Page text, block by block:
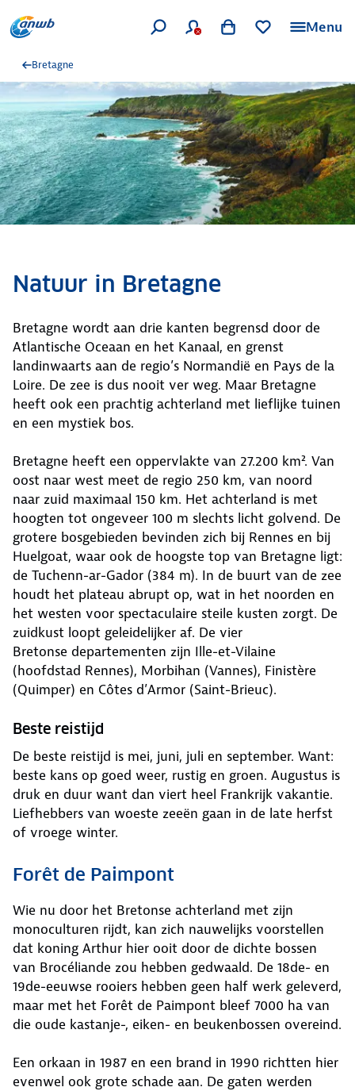
Menu
Bretagne
Natuur in Bretagne
Bretagne wordt aan drie kanten begrensd door de
Atlantische Oceaan en het Kanaal, en grenst
landinwaarts aan de regio’s Normandië en Pays de la
Loire. De zee is dus nooit ver weg. Maar Bretagne
heeft ook een prachtig achterland met lieflijke tuinen
en een mystiek bos.
Bretagne heeft een oppervlakte van 27.200 km². Van
oost naar west meet de regio 250 km, van noord
naar zuid maximaal 150 km. Het achterland is met
hoogten tot ongeveer 100 m slechts licht golvend. De
grotere bosgebieden bevinden zich bij Rennes en bij
Huelgoat, waar ook de hoogste top van Bretagne ligt:
de Tuchenn-ar-Gador (384 m). In de buurt van de zee
houdt het plateau abrupt op, wat in het noorden en
het westen voor spectaculaire steile kusten zorgt. De
zuidkust loopt geleidelijker af. De vier
Bretonse departementen zijn Ille-et-Vilaine
(hoofdstad Rennes), Morbihan (Vannes), Finistère
(Quimper) en Côtes d’Armor (Saint-Brieuc).
Beste reistijd
De beste reistijd is mei, juni, juli en september. Want:
beste kans op goed weer, rustig en groen. Augustus is
druk en duur want dan viert heel Frankrijk vakantie.
Liefhebbers van woeste zeeën gaan in de late herfst
of vroege winter.
Forêt de Paimpont
Wie nu door het Bretonse achterland met zijn
monoculturen rijdt, kan zich nauwelijks voorstellen
dat koning Arthur hier ooit door de dichte bossen
van Brocéliande zou hebben gedwaald. De 18de- en
19de-eeuwse rooiers hebben geen half werk geleverd,
maar met het Forêt de Paimpont bleef 7000 ha van
die oude kastanje-, eiken- en beukenbossen overeind.
Een orkaan in 1987 en een brand in 1990 richtten hier
evenwel ook grote schade aan. De gaten werden